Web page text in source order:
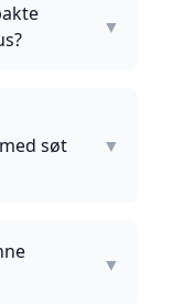
▼
søt
▼
▼